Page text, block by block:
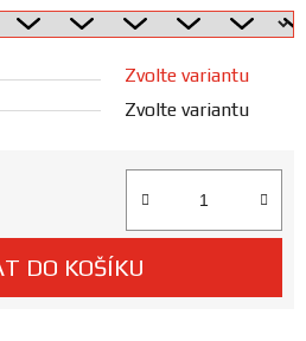
Zvolte variantu
Zvolte variantu
DO KOŠÍKU